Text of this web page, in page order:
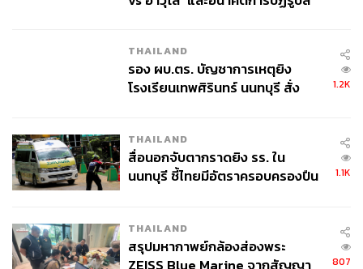
THAILAND
รอง ผบ.ตร. บัญชาการเหตุยิง
โรงเรียนเทพศิรินทร์ นนทบุรี สั่ง
1.2K
THAILAND
สื่อนอกจับตากราดยิง รร. ใน
นนทบุรี ชี้ไทยมีอัตราครอบครองปืน
1.1K
THAILAND
สรุปมหากาพย์กล้องส่องพระ
807